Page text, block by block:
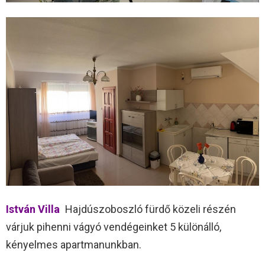
István Villa Hajdúszoboszló fürdő közeli részén
várjuk pihenni vágyó vendégeinket 5 különálló,
kényelmes apartmanunkban.